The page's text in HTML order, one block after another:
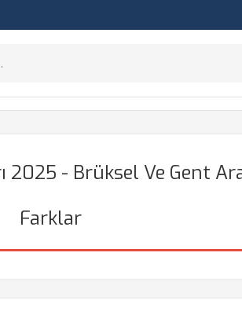
2025 - Brüksel Ve Gent
Farklar